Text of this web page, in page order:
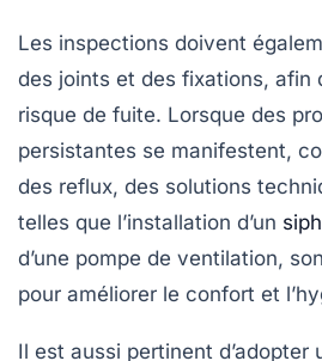
Les inspections doivent
des joints et des fixations, afin
risque de fuite. Lorsque des
persistantes se manifestent,
des reflux, des solutions
telles que l’installation d’un
d’une pompe de ventilation,
pour améliorer le confort et
Il est aussi pertinent d’adopter